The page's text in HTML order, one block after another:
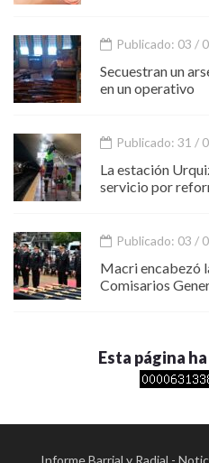
Publicado: 03 /
Secuestran un
en un operativo
Publicado: 31 /
La estación
servicio por
Publicado: 03 /
Macri encabezó
Comisarios
Esta página
Informe Barrial y Radial -